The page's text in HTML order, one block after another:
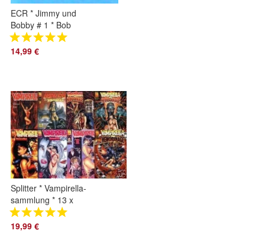
ECR * Jimmy und
Bobby # 1 * Bob
Heinz - toller Funny-
Comic der 60er in
14,99 €
Splitter * Vampirella-
sammlung * 13 x
Presseset * RAR!!
19,99 €